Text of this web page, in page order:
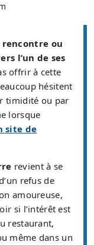
ou
l’un de ses
offrir à cette
hésitent
timidité ou par
lorsque
site de
revient à se
refus de
amoureuse,
si l’intérêt est
restaurant,
même dans un